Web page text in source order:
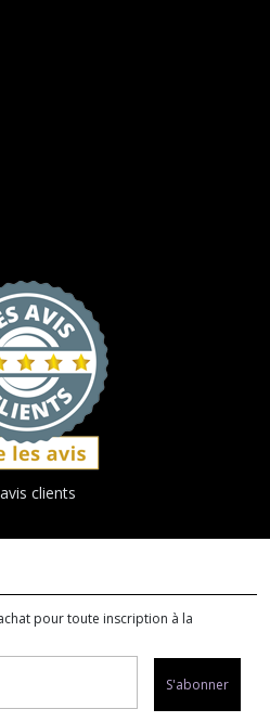
clients
pour toute inscription à la
S'abonner